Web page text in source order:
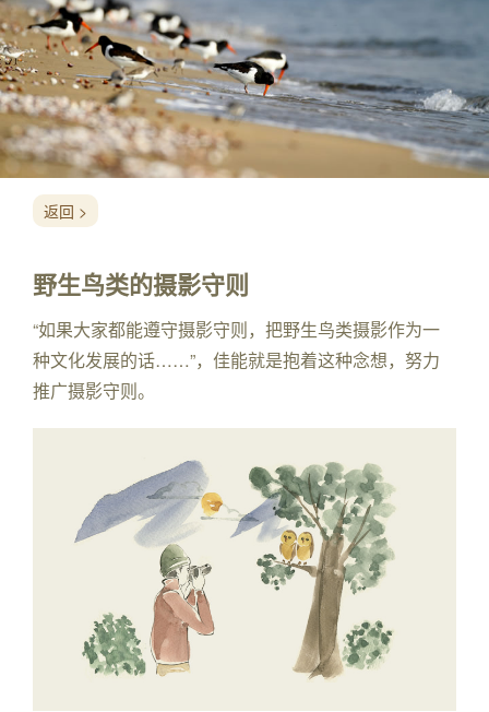
返回 >
野生鸟类的摄影守则
“如果大家都能遵守摄影守则，把野生鸟类摄影作为一
种文化发展的话……”，佳能就是抱着这种念想，努力
推广摄影守则。